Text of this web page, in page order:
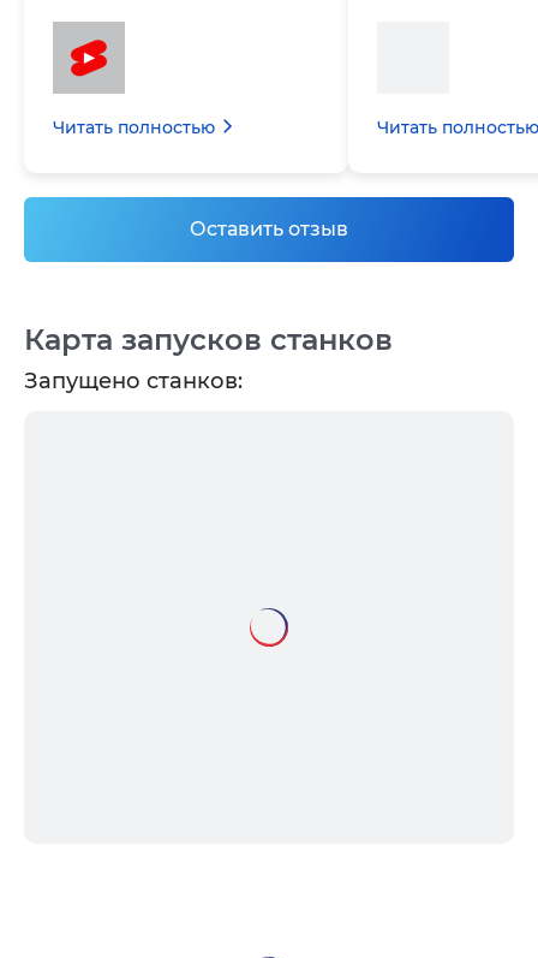
Карта запусков станков
Запущено станков:
Читать полностью Читать полностью
Оставить отзыв